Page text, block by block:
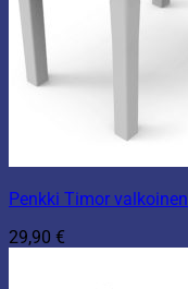
Penkki Timor valkoinen
29,90 €